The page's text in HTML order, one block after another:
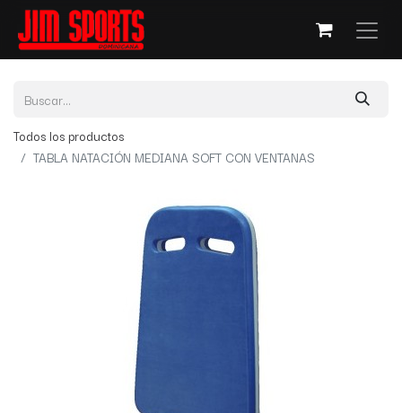
Todos los productos
TABLA NATACIÓN MEDIANA SOFT CON VENTANAS